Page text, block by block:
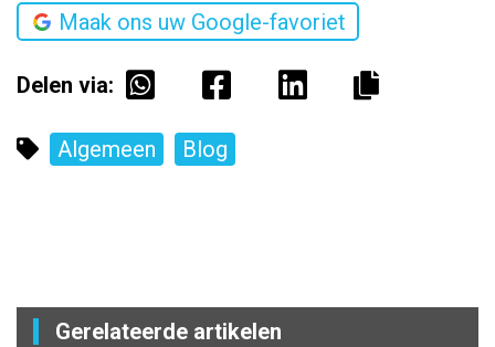
Maak ons uw Google-favoriet
Delen via:
Algemeen Blog
Gerelateerde artikelen